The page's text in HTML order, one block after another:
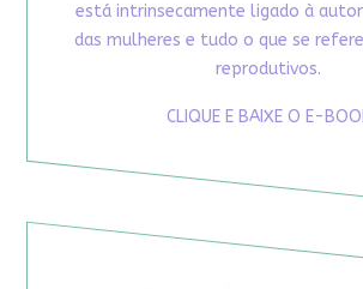
está intrinsecamente ligado à
das mulheres e tudo o que se
reprodutivos.
CLIQUE E BAIXE O E-